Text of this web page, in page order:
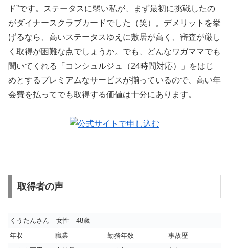
ド”です。ステータスに弱い私が、まず最初に挑戦したの
がダイナースクラブカードでした（笑）。デメリットを挙
げるなら、高いステータスゆえに敷居が高く、審査が厳し
く取得が困難な点でしょうか。でも、どんなワガママでも
聞いてくれる「コンシュルジュ（24時間対応）」をはじ
めとするプレミアムなサービスが揃っているので、高い年
会費を払ってでも取得する価値は十分にあります。
取得者の声
くうたんさん 女性 48歳
年収
職業 勤務年数
事故歴